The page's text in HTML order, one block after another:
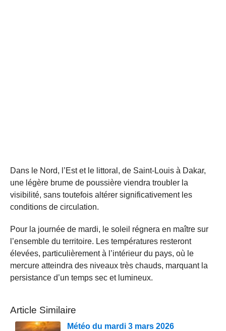
Dans le Nord, l’Est et le littoral, de Saint-Louis à Dakar,
une légère brume de poussière viendra troubler la
visibilité, sans toutefois altérer significativement les
conditions de circulation.
Pour la journée de mardi, le soleil régnera en maître sur
l’ensemble du territoire. Les températures resteront
élevées, particulièrement à l’intérieur du pays, où le
mercure atteindra des niveaux très chauds, marquant la
persistance d’un temps sec et lumineux.
Article Similaire
Météo du mardi 3 mars 2026